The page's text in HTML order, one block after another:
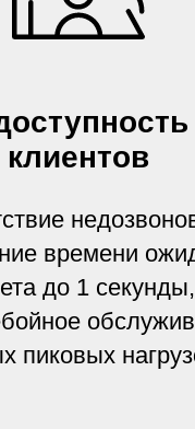
клиентов
времени
до 1 секунды,
пиковых